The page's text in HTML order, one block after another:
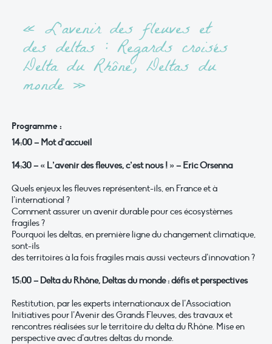
« L’avenir des fleuves et
des deltas : Regards croisés
Delta du Rhône, Deltas du
monde »
Programme :
14:00 – Mot d’accueil
14:30 – « L’avenir des fleuves, c’est nous ! » – Eric Orsenna
Quels enjeux les fleuves représentent-ils, en France et à
l’international ?
Comment assurer un avenir durable pour ces écosystèmes
fragiles ?
Pourquoi les deltas, en première ligne du changement climatique,
sont-ils
des territoires à la fois fragiles mais aussi vecteurs d’innovation ?
15:00 – Delta du Rhône, Deltas du monde : défis et perspectives
Restitution, par les experts internationaux de l’Association
Initiatives pour l’Avenir des Grands Fleuves, des travaux et
rencontres réalisées sur le territoire du delta du Rhône. Mise en
perspective avec d’autres deltas du monde.